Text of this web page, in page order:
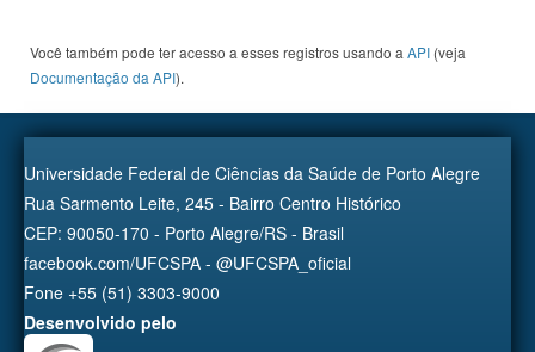
Você também pode ter acesso a esses registros usando a API (veja
Documentação da API).
Universidade Federal de Ciências da Saúde de Porto Alegre
Rua Sarmento Leite, 245 - Bairro Centro Histórico
CEP: 90050-170 - Porto Alegre/RS - Brasil
facebook.com/UFCSPA - @UFCSPA_oficial
Fone +55 (51) 3303-9000
Desenvolvido pelo